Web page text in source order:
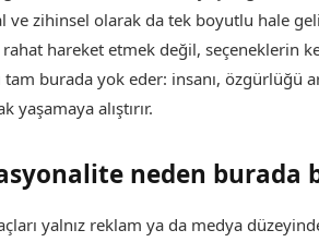
ve zihinsel olarak da tek boyutlu hale
rahat hareket etmek değil, seçeneklerin
burada yok eder: insanı, özgürlüğü
alıştırır.
neden burada
yalnız reklam ya da medya